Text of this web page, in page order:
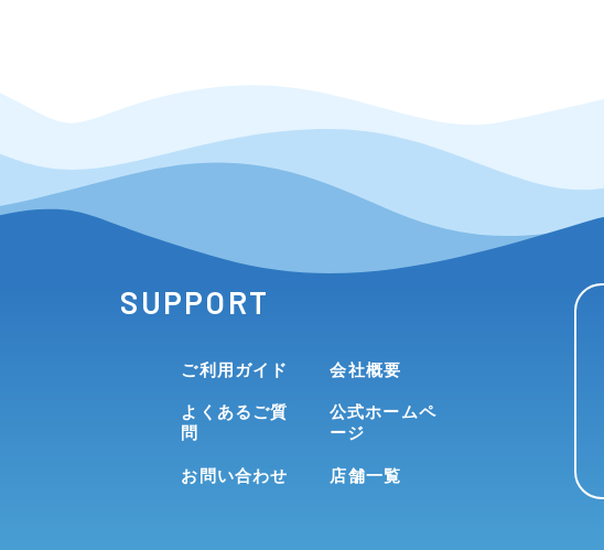
SUPPORT
ご利用ガイド
よくあるご質
問
お問い合わせ
会社概要
公式ホームペ
ージ
店舗一覧